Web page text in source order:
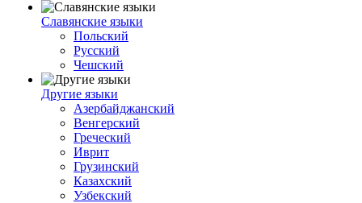
Славянские языки
Польский
Русский
Чешский
Другие языки
Азербайджанский
Венгерский
Греческий
Иврит
Грузинский
Казахский
Узбекский